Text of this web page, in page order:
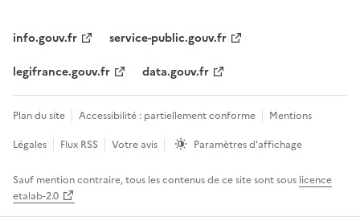
info.gouv.fr
service-public.gouv.fr
legifrance.gouv.fr
data.gouv.fr
Plan du site Accessibilité : partiellement conforme
Mentions
Légales
Flux RSS Votre avis Paramètres d'affichage
Sauf mention contraire, tous les contenus de ce site sont sous licence
etalab-2.0